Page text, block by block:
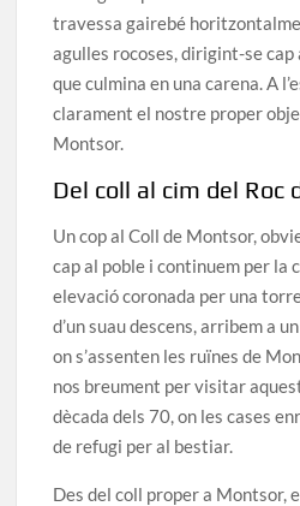
travessa gairebé
agulles rocoses, dirigint-se cap
que culmina en una carena. A
clarament el nostre proper
Montsor.
Del coll al cim del Roc
Un cop al Coll de Montsor,
cap al poble i continuem per la
elevació coronada per una
d’un suau descens, arribem a
on s’assenten les ruïnes de
nos breument per visitar
dècada dels 70, on les cases
de refugi per al bestiar.
Des del coll proper a Montsor,